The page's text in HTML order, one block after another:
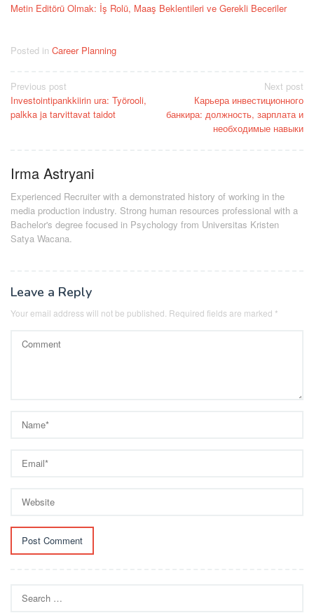
Metin Editörü Olmak: İş Rolü, Maaş Beklentileri ve Gerekli Beceriler
Posted in Career Planning
Post
navigation
Previous post
Investointipankkiirin ura: Työrooli,
palkka ja tarvittavat taidot
Next post
Карьера инвестиционного
банкира: должность, зарплата и
необходимые навыки
Irma Astryani
Experienced Recruiter with a demonstrated history of working in the
media production industry. Strong human resources professional with a
Bachelor's degree focused in Psychology from Universitas Kristen
Satya Wacana.
Leave a Reply
Your email address will not be published. Required fields are marked *
for: